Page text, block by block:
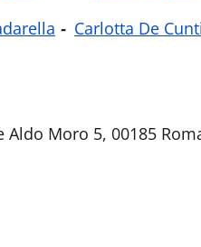
- Carlotta De
Aldo Moro 5, 00185